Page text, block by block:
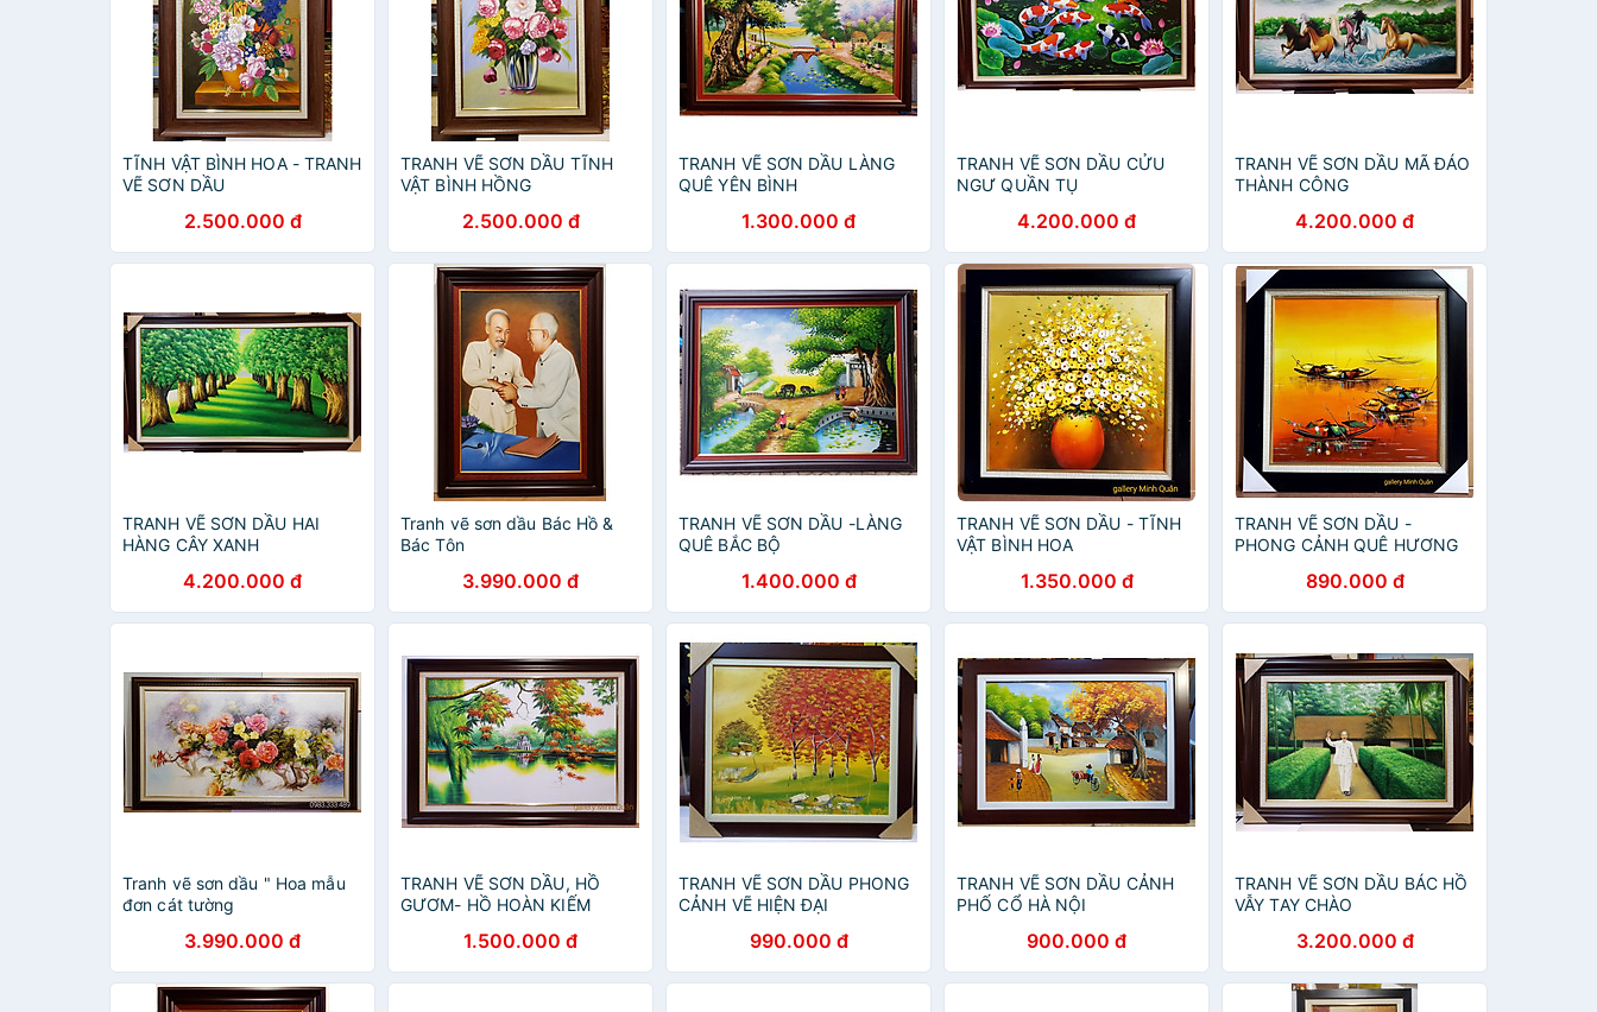
TĨNH VẬT BÌNH HOA - TRANH
VẼ SƠN DẦU
2.500.000 đ
TRANH VẼ SƠN DẦU TĨNH
VẬT BÌNH HỒNG
2.500.000 đ
TRANH VẼ SƠN DẦU LÀNG
QUÊ YÊN BÌNH
1.300.000 đ
TRANH VẼ SƠN DẦU CỬU
NGƯ QUẦN TỤ
4.200.000 đ
TRANH VẼ SƠN DẦU MÃ ĐÁO
THÀNH CÔNG
4.200.000 đ
TRANH VẼ SƠN DẦU HAI
HÀNG CÂY XANH
4.200.000 đ
Tranh vẽ sơn dầu Bác Hồ &
Bác Tôn
3.990.000 đ
TRANH VẼ SƠN DẦU -LÀNG
QUÊ BẮC BỘ
1.400.000 đ
TRANH VẼ SƠN DẦU - TĨNH
VẬT BÌNH HOA
1.350.000 đ
TRANH VẼ SƠN DẦU -
PHONG CẢNH QUÊ HƯƠNG
890.000 đ
Tranh vẽ sơn dầu " Hoa mẫu
đơn cát tường
3.990.000 đ
TRANH VẼ SƠN DẦU, HỒ
GƯƠM- HỒ HOÀN KIẾM
1.500.000 đ
TRANH VẼ SƠN DẦU PHONG
CẢNH VẼ HIỆN ĐẠI
990.000 đ
TRANH VẼ SƠN DẦU CẢNH
PHỐ CỔ HÀ NỘI
900.000 đ
TRANH VẼ SƠN DẦU BÁC HỒ
VẪY TAY CHÀO
3.200.000 đ